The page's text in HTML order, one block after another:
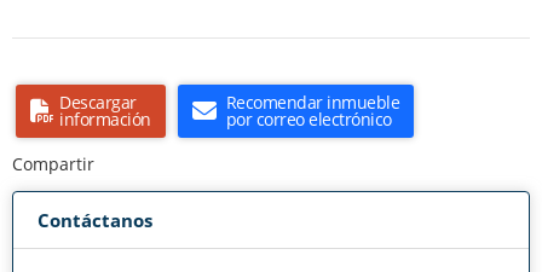
Descargar
información
Recomendar inmueble
por correo electrónico
Compartir
Contáctanos